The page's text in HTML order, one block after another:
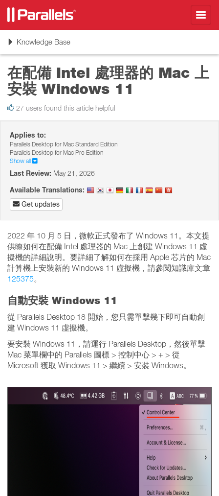
ToggleKnowledge Base
在配備 Intel 處理器的 Mac 上
安裝 Windows 11
27 users found this article helpful
Applies to:
Parallels Desktop for Mac Standard Edition
Parallels Desktop for Mac Pro Edition
Show all
Last Review: May 21, 2026
Available Translations:
Get updates
2022 年 10 月 5 日，微軟正式發布了 Windows 11。本文提
供瞭如何在配備 Intel 處理器的 Mac 上創建 Windows 11 虛
擬機的詳細說明。要詳細了解如何在採用 Apple 芯片的 Mac
計算機上安裝新的 Windows 11 虛擬機，請參閱知識庫文章
125375。
自動安裝 Windows 11
從 Parallels Desktop 18 開始，您只需單擊幾下即可自動創
建 Windows 11 虛擬機。
要安裝 Windows 11，請運行 Parallels Desktop，然後單擊
Mac 菜單欄中的 Parallels 圖標 > 控制中心 > + > 從
Microsoft 獲取 Windows 11 > 繼續 > 安裝 Windows。